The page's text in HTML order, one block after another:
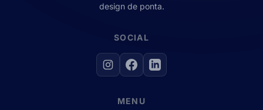
design de ponta.
SOCIAL
MENU